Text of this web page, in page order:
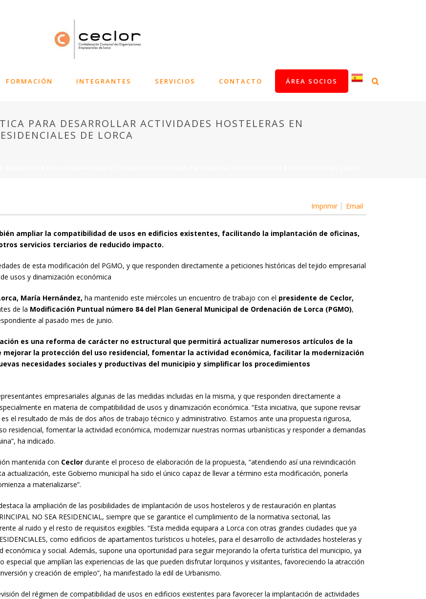
FORMACIÓN INTEGRANTES SERVICIOS CONTACTO ÁREA SOCIOS
PARA DESARROLLAR ACTIVIDADES HOSTELERAS EN
DE LORCA
Imprimir Email
ampliar la compatibilidad de usos en edificios existentes, facilitando la implantación de oficinas,
servicios terciarios de reducido impacto.
de esta modificación del PGMO, y que responden directamente a peticiones históricas del tejido empresarial
usos y dinamización económica
María Hernández, ha mantenido este miércoles un encuentro de trabajo con el presidente de Ceclor,
de la Modificación Puntual número 84 del Plan General Municipal de Ordenación de Lorca (PGMO),
al pasado mes de junio.
es una reforma de carácter no estructural que permitirá actualizar numerosos artículos de la
la protección del uso residencial, fomentar la actividad económica, facilitar la modernización
necesidades sociales y productivas del municipio y simplificar los procedimientos
empresariales algunas de las medidas incluidas en la misma, y que responden directamente a
en materia de compatibilidad de usos y dinamización económica. “Esta iniciativa, que supone revisar
el resultado de más de dos años de trabajo técnico y administrativo. Estamos ante una propuesta rigurosa,
residencial, fomentar la actividad económica, modernizar nuestras normas urbanísticas y responder a demandas
ha indicado.
mantenida con Ceclor durante el proceso de elaboración de la propuesta, “atendiendo así una reivindicación
actualización, este Gobierno municipal ha sido el único capaz de llevar a término esta modificación, ponerla
a materializarse”.
la ampliación de las posibilidades de implantación de usos hosteleros y de restauración en plantas
NO SEA RESIDENCIAL, siempre que se garantice el cumplimiento de la normativa sectorial, las
al ruido y el resto de requisitos exigibles. “Esta medida equipara a Lorca con otras grandes ciudades que ya
como edificios de apartamentos turísticos u hoteles, para el desarrollo de actividades hosteleras y
económica y social. Además, supone una oportunidad para seguir mejorando la oferta turística del municipio, ya
que amplían las experiencias de las que pueden disfrutar lorquinos y visitantes, favoreciendo la atracción
y creación de empleo”, ha manifestado la edil de Urbanismo.
del régimen de compatibilidad de usos en edificios existentes para favorecer la implantación de actividades